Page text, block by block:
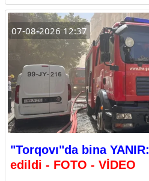
07-08-2026 12:37
"Torqovı"da bina YANIR:
edildi - FOTO - VİDEO